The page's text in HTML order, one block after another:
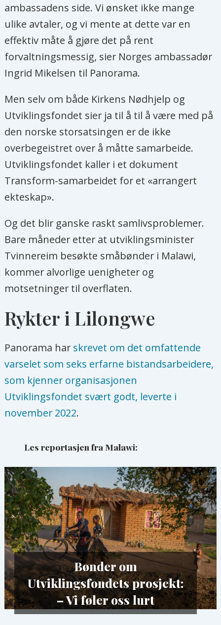
ambassadens side. Vi ønsket ikke mange
ulike avtaler, og vi mente at dette var en
effektiv måte å gjøre det på rent
forvaltningsmessig, sier Norges ambassadør
Ingrid Mikelsen til Panorama.
Men selv om både Kirkens Nødhjelp og
Utviklingsfondet sier ja til å til å være med på
den norske storsatsingen er de ikke
overbegeistret over å måtte samarbeide.
Utviklingsfondet kaller i et dokument
Transform-samarbeidet for et «arrangert
ekteskap».
Og det blir ganske raskt samlivsproblemer.
Bare måneder etter at utviklingsminister
Tvinnereim besøkte småbønder i Malawi,
kommer alvorlige uenigheter og
motsetninger til overflaten.
Rykter i Lilongwe
Panorama har skrevet om det omfattende
varselet som seks erfarne bistandsarbeidere,
som kjenner organisasjonen
Utviklingsfondet svært godt, leverte i
november 2022.
Les reportasjen fra Malawi:
Bønder om
Utviklingsfondets prosjekt:
– Vi føler oss lurt